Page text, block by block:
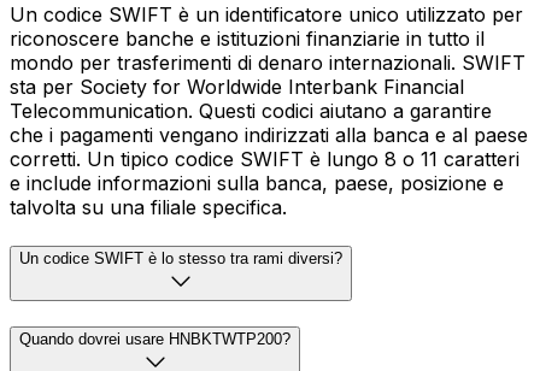
Un codice SWIFT è un identificatore unico utilizzato per
riconoscere banche e istituzioni finanziarie in tutto il
mondo per trasferimenti di denaro internazionali. SWIFT
sta per Society for Worldwide Interbank Financial
Telecommunication. Questi codici aiutano a garantire
che i pagamenti vengano indirizzati alla banca e al paese
corretti. Un tipico codice SWIFT è lungo 8 o 11 caratteri
e include informazioni sulla banca, paese, posizione e
talvolta su una filiale specifica.
Un codice SWIFT è lo stesso tra rami diversi?
Quando dovrei usare HNBKTWTP200?